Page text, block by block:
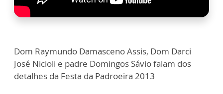
Dom Raymundo Damasceno Assis, Dom Darci
José Nicioli e padre Domingos Sávio falam dos
detalhes da Festa da Padroeira 2013